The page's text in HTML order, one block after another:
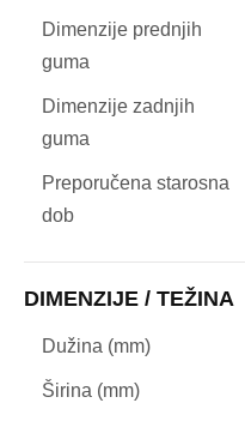
Dimenzije prednjih
guma
Dimenzije zadnjih
guma
Preporučena starosna
dob
DIMENZIJE / TEŽINA
Dužina (mm)
Širina (mm)